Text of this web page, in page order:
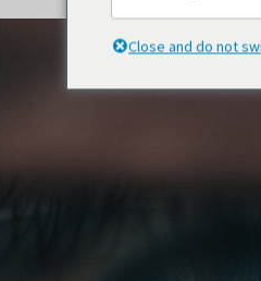
Close and do not